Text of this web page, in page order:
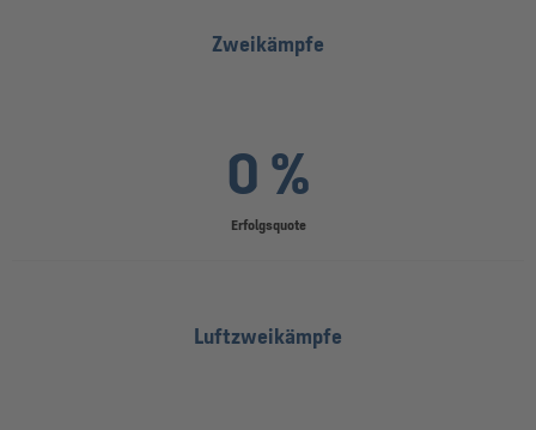
Zweikämpfe
Erfolgsquote
0 %
Luftzweikämpfe